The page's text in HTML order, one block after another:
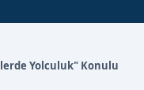
Yolculuk" Konulu